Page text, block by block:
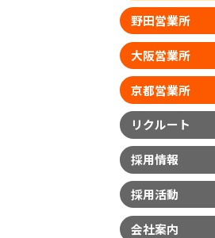
野田営業所
大阪営業所
京都営業所
リクルート
採用情報
採用活動
会社案内